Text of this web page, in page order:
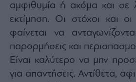
αμφιθυμία ή ακόμα και σε
εκτίμηση. Οι στόχοι και
φαίνεται να
παρορμήσεις και
Είναι καλύτερο να μην
για απαντήσεις. Αντίθετα,